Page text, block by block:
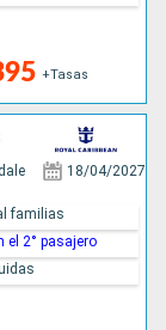
+Tasas
18/04/2027
familias
el 2° pasajero